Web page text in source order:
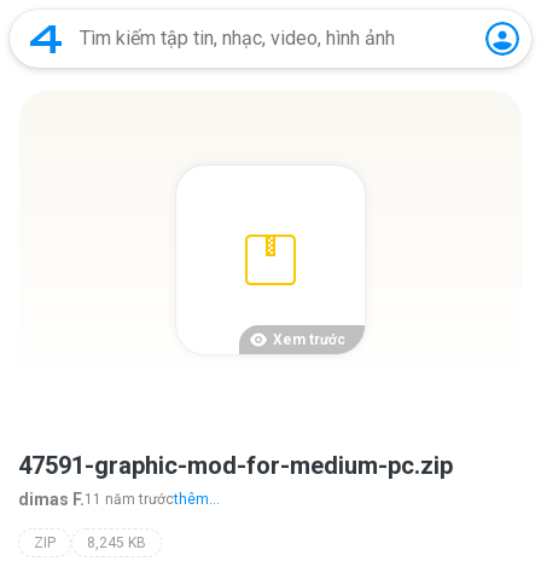
Xem trước
47591-graphic-mod-for-medium-pc.zip
dimas F.11 năm trướcthêm...
ZIP 8,245 KB